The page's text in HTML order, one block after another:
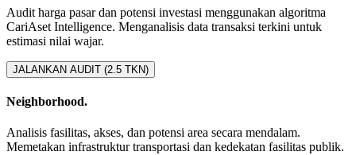
Audit harga pasar dan potensi investasi menggunakan algoritma
CariAset Intelligence. Menganalisis data transaksi terkini untuk
estimasi nilai wajar.
JALANKAN AUDIT (2.5 TKN)
Neighborhood.
Analisis fasilitas, akses, dan potensi area secara mendalam.
Memetakan infrastruktur transportasi dan kedekatan fasilitas publik.